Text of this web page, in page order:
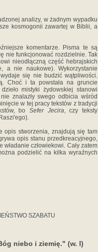
analizy, w żadnym wypadku
kosmogonii zawartej w Biblii, a
komentarze. Pisma te są
nie funkcjonować rozdzielnie. Tak
nieodłączną część hebrajskich
a nie naukowe). Wykorzystanie
się nie budzić wątpliwości.
Choć i ta powstała na gruncie
mistyki żydowskiej stanowi
znalazły swego odbicia wśród
w tej pracy tekstów z tradycji
boSefer Jecira, czy teksty
opis stworzenia, znajdują się tam
opis stanu przedkreacyjnego,
człowiekowi. Cały zatem
podzielić na kilka wyraźnych
SZABATU
niebo i ziemię." (w. l)